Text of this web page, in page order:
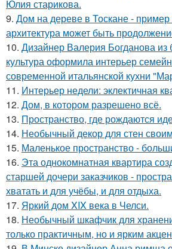
Юлия старикова.
9. Дом на дереве в Тоскане - пример
архитектура может быть
10. Дизайнер Валерия Богданова из
культура оформила интерьер
современной итальянской кухни
11. Интерьер недели: эклектичная
12. Дом, в котором разрешено всё.
13. Пространство, где рождаются
14. Необычный декор для стен
15. Маленькое пространство -
16. Эта однокомнатная квартира
старшей дочери заказчиков -
хватать и для учёбы, и для отдыха.
17. Яркий дом XIX века в Челси.
18. Необычный шкафчик для
только практичным, но и ярким